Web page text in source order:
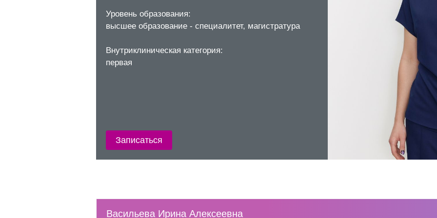
Уровень образования:
высшее образование - специалитет, магистратура
Внутриклиническая категория:
первая
Записаться
Васильева Ирина Алексеевна